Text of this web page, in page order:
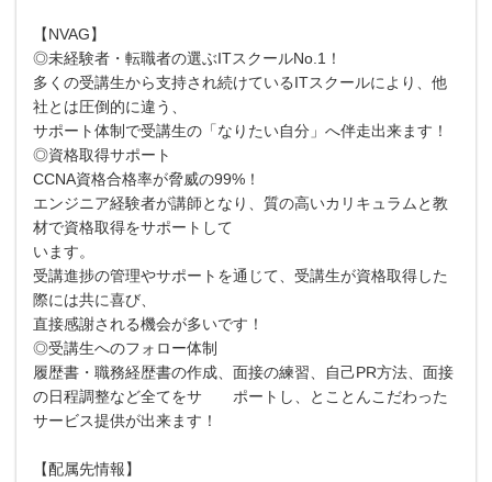
【NVAG】
◎未経験者・転職者の選ぶITスクールNo.1！
多くの受講生から支持され続けているITスクールにより、他
社とは圧倒的に違う、
サポート体制で受講生の「なりたい自分」へ伴走出来ます！
◎資格取得サポート
CCNA資格合格率が脅威の99%！
エンジニア経験者が講師となり、質の高いカリキュラムと教
材で資格取得をサポートして
います。
受講進捗の管理やサポートを通じて、受講生が資格取得した
際には共に喜び、
直接感謝される機会が多いです！
◎受講生へのフォロー体制
履歴書・職務経歴書の作成、面接の練習、自己PR方法、面接
の日程調整など全てをサ ポートし、とことんこだわった
サービス提供が出来ます！
【配属先情報】